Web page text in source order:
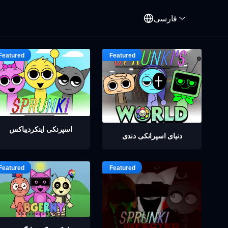
فارسی
اسپرنکی اینکردیباکس
دنیای اسپرانکی دندی